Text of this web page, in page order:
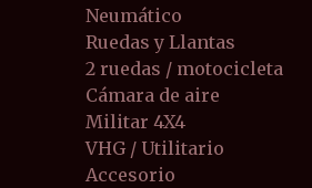
Neumático
Ruedas y Llantas
2 ruedas / motocicleta
Cámara de aire
Militar 4X4
VHG / Utilitario
Accesorio